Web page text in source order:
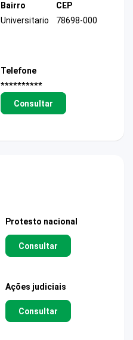
Bairro
Universitario
CEP
78698-000
Telefone
**********
Consultar
Protesto nacional
Consultar
Ações judiciais
Consultar